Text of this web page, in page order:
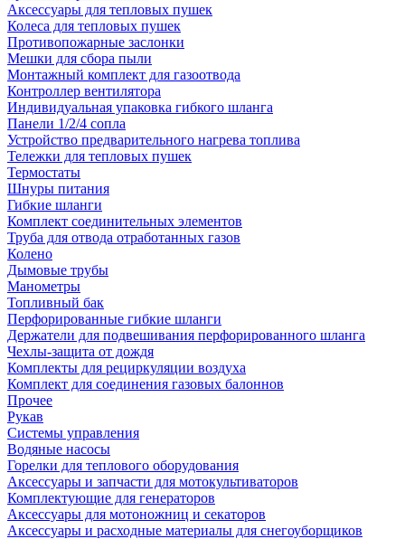
Аксессуары для тепловых пушек
Колеса для тепловых пушек
Противопожарные заслонки
Мешки для сбора пыли
Монтажный комплект для газоотвода
Контроллер вентилятора
Индивидуальная упаковка гибкого шланга
Панели 1/2/4 сопла
Устройство предварительного нагрева топлива
Тележки для тепловых пушек
Термостаты
Шнуры питания
Гибкие шланги
Комплект соединительных элементов
Труба для отвода отработанных газов
Колено
Дымовые трубы
Манометры
Топливный бак
Перфорированные гибкие шланги
Держатели для подвешивания перфорированного шланга
Чехлы-защита от дождя
Комплекты для рециркуляции воздуха
Комплект для соединения газовых балоннов
Прочее
Рукав
Системы управления
Водяные насосы
Горелки для теплового оборудования
Аксессуары и запчасти для мотокультиваторов
Комплектующие для генераторов
Аксессуары для мотоножниц и секаторов
Аксессуары и расходные материалы для снегоуборщиков